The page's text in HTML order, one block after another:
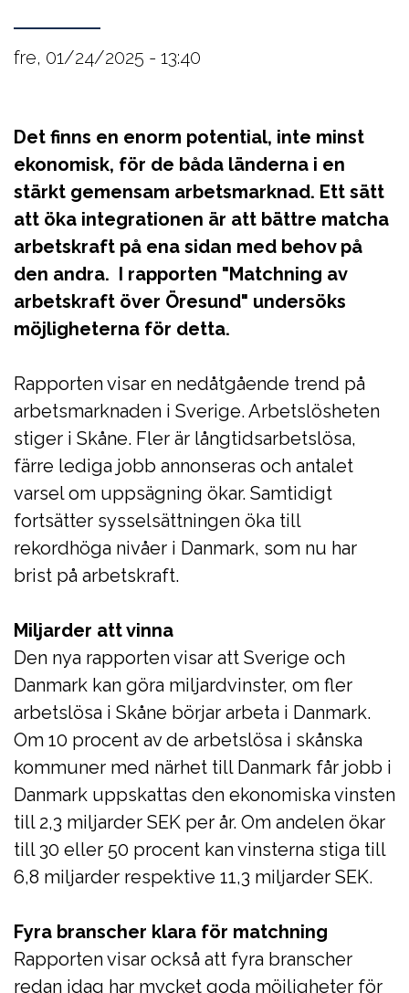
fre, 01/24/2025 - 13:40
Det finns en enorm potential, inte minst
ekonomisk, för de båda länderna i en
stärkt gemensam arbetsmarknad. Ett sätt
att öka integrationen är att bättre matcha
arbetskraft på ena sidan med behov på
den andra. I rapporten "Matchning av
arbetskraft över Öresund" undersöks
möjligheterna för detta.
Rapporten visar en nedåtgående trend på
arbetsmarknaden i Sverige. Arbetslösheten
stiger i Skåne. Fler är långtidsarbetslösa,
färre lediga jobb annonseras och antalet
varsel om uppsägning ökar. Samtidigt
fortsätter sysselsättningen öka till
rekordhöga nivåer i Danmark, som nu har
brist på arbetskraft.
Miljarder att vinna
Den nya rapporten visar att Sverige och
Danmark kan göra miljardvinster, om fler
arbetslösa i Skåne börjar arbeta i Danmark.
Om 10 procent av de arbetslösa i skånska
kommuner med närhet till Danmark får jobb i
Danmark uppskattas den ekonomiska vinsten
till 2,3 miljarder SEK per år. Om andelen ökar
till 30 eller 50 procent kan vinsterna stiga till
6,8 miljarder respektive 11,3 miljarder SEK.
Fyra branscher klara för matchning
Rapporten visar också att fyra branscher
redan idag har mycket goda möjligheter för